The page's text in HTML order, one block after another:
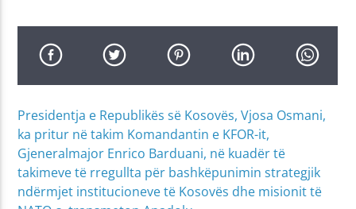
Presidentja e Republikës së Kosovës, Vjosa Osmani,
ka pritur në takim Komandantin e KFOR-it,
Gjeneralmajor Enrico Barduani, në kuadër të
takimeve të rregullta për bashkëpunimin strategjik
ndërmjet institucioneve të Kosovës dhe misionit të